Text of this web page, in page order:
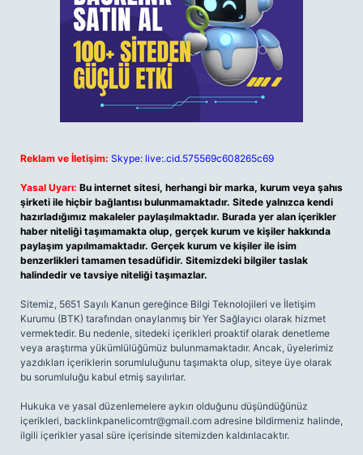
Reklam ve İletişim: Skype: live:.cid.575569c608265c69
Yasal Uyarı: Bu internet sitesi, herhangi bir marka, kurum veya şahıs
şirketi ile hiçbir bağlantısı bulunmamaktadır. Sitede yalnızca kendi
hazırladığımız makaleler paylaşılmaktadır. Burada yer alan içerikler
haber niteliği taşımamakta olup, gerçek kurum ve kişiler hakkında
paylaşım yapılmamaktadır. Gerçek kurum ve kişiler ile isim
benzerlikleri tamamen tesadüfidir. Sitemizdeki bilgiler taslak
halindedir ve tavsiye niteliği taşımazlar.
Sitemiz, 5651 Sayılı Kanun gereğince Bilgi Teknolojileri ve İletişim
Kurumu (BTK) tarafından onaylanmış bir Yer Sağlayıcı olarak hizmet
vermektedir. Bu nedenle, sitedeki içerikleri proaktif olarak denetleme
veya araştırma yükümlülüğümüz bulunmamaktadır. Ancak, üyelerimiz
yazdıkları içeriklerin sorumluluğunu taşımakta olup, siteye üye olarak
bu sorumluluğu kabul etmiş sayılırlar.
Hukuka ve yasal düzenlemelere aykırı olduğunu düşündüğünüz
içerikleri, backlinkpanelicomtr@gmail.com adresine bildirmeniz halinde,
ilgili içerikler yasal süre içerisinde sitemizden kaldırılacaktır.